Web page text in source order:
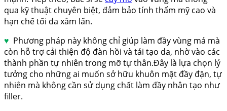
qua kỹ thuật chuyên biệt, đảm bảo tính thẩm mỹ cao và
hạn chế tối đa xâm lấn.
♥ Phương pháp này không chỉ giúp làm đầy vùng má mà
còn hỗ trợ cải thiện độ đàn hồi và tái tạo da, nhờ vào các
thành phần tự nhiên trong mỡ tự thân.Đây là lựa chọn lý
tưởng cho những ai muốn sở hữu khuôn mặt đầy đặn, tự
nhiên mà không cần sử dụng chất làm đầy nhân tạo như
filler.